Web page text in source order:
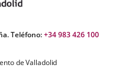
Teléfono:+34 983 426 100
de Valladolid